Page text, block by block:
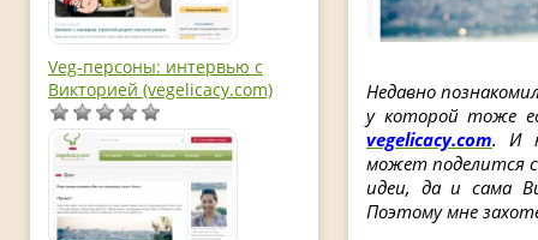
Veg-персоны: интервью с
Викторией (vegelicacy.com)
Недавно
у которой тоже
vegelicacy.com. И
может поделится
идеи, да и сама
Поэтому мне